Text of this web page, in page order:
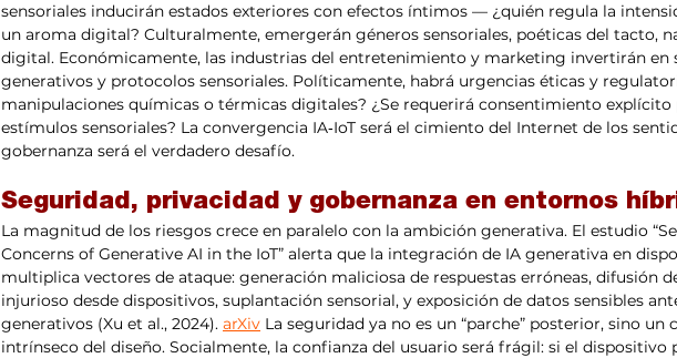
sensoriales inducirán estados exteriores con efectos íntimos — ¿quién regula la
un aroma digital? Culturalmente, emergerán géneros sensoriales, poéticas del tacto,
digital. Económicamente, las industrias del entretenimiento y marketing invertirán en
generativos y protocolos sensoriales. Políticamente, habrá urgencias éticas y
manipulaciones químicas o térmicas digitales? ¿Se requerirá consentimiento
estímulos sensoriales? La convergencia IA‑IoT será el cimiento del Internet de los
gobernanza será el verdadero desafío.
Seguridad, privacidad y gobernanza en entornos
La magnitud de los riesgos crece en paralelo con la ambición generativa. El estudio
Concerns of Generative AI in the IoT” alerta que la integración de IA generativa en
multiplica vectores de ataque: generación maliciosa de respuestas erróneas, difusión
injurioso desde dispositivos, suplantación sensorial, y exposición de datos sensibles
generativos (Xu et al., 2024). arXiv La seguridad ya no es un “parche” posterior, sino un
intrínseco del diseño. Socialmente, la confianza del usuario será frágil: si el dispositivo